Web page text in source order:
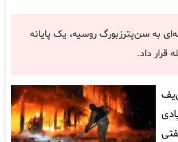
به سن‌پترزبورگ روسیه، یک پایانه
قرار داد.